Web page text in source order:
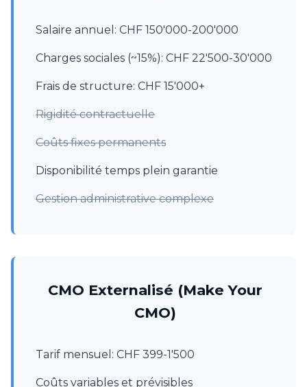
Salaire annuel: CHF 150'000-200'000
Charges sociales (~15%): CHF 22'500-30'000
Frais de structure: CHF 15'000+
Rigidité contractuelle
Coûts fixes permanents
Disponibilité temps plein garantie
Gestion administrative complexe
CMO Externalisé (Make Your
CMO)
Tarif mensuel: CHF 399-1'500
Coûts variables et prévisibles